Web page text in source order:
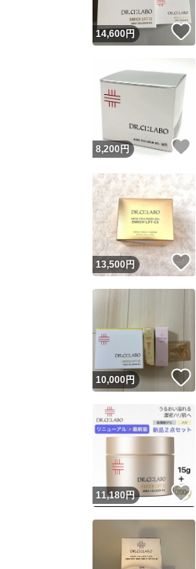
14,600円
8,200円
13,500円
10,000円
11,180円